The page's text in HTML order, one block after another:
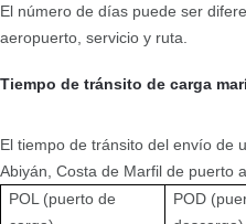
El número de días puede ser
aeropuerto, servicio y ruta.
Tiempo de tránsito de carga
El tiempo de tránsito del envío de
Abiyán, Costa de Marfil de puerto
POL (puerto de
POD